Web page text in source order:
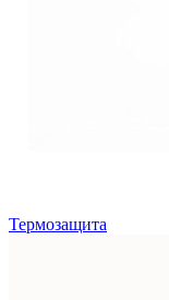
Термозащита